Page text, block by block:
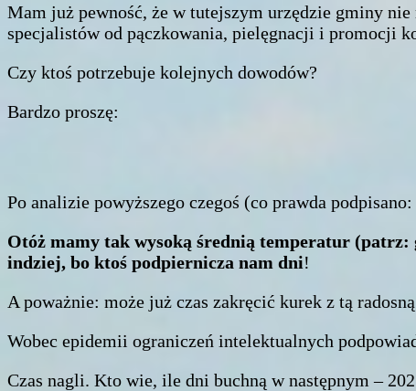
Mam już pewność, że w tutejszym urzędzie gminy
specjalistów od pączkowania, pielęgnacji i promocji
Czy ktoś potrzebuje kolejnych dowodów?
Bardzo proszę:
Po analizie powyższego czegoś (co prawda
Otóż mamy tak wysoką średnią temperatur (patrz:
indziej, bo ktoś podpiernicza nam dni!
A poważnie: może już czas zakręcić kurek z tą
Wobec epidemii ograniczeń intelektualnych
Czas nagli. Kto wie, ile dni buchną w następnym –